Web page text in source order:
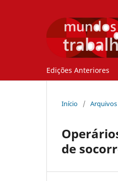
Edições Anteriores
Início / Arquivos
de